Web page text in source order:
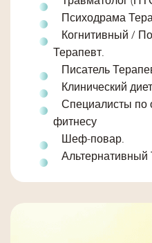
Психодрама
Когнитивный /
Терапевт.
Писатель
Клинический
Специалисты по
фитнесу
Шеф-повар.
Альтернативный